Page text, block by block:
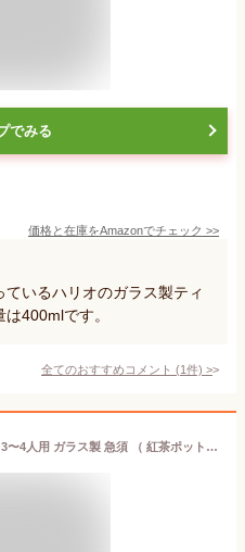
でみる
価格と在庫をAmazonでチェック >>
いるハリオのガラス製ティ
400mlです。
全てのおすすめコメント (1件) >
ティーポット 850ml ホワイト 3〜4人用 ガラス製 急須 （ 紅茶ポット ストレーナー 茶こし 一体型 片手 3〜4杯 ガラス 紅茶 ガラスティーポット おしゃれ お茶用品 ティーウェア 茶器 ）